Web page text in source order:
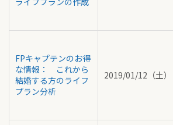
FPキャプテンのお得
な情報： これから
結婚する方のライフ
プラン分析
2019/01/12（土）